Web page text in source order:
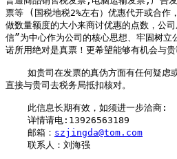
票等 (国税地税2%左右）优惠代开或合作
做数量额度的大小来商讨优惠的点数，公
信”为中心作为公司的核心思想、牢固树立
诺所用绝对是真票！更希望能够有机会与贵
如贵司在发票的真伪方面有任何疑虑
直接与贵司去税务局抵扣核对。
    此信息长期有效，如须进一步洽商:
    详情请电:13926563189
    邮箱：
szjingda@tom.com
    联系人：刘海强